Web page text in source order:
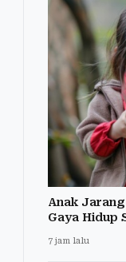
Anak
Gaya Hidup
7 jam lalu